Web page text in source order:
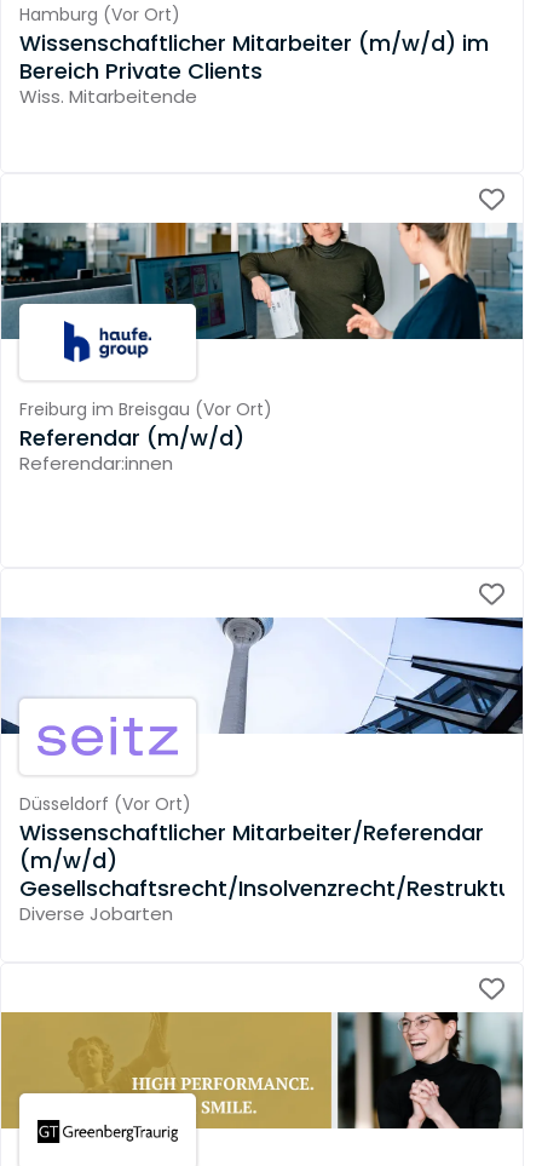
Hamburg (Vor Ort)
Wissenschaftlicher Mitarbeiter (m/w/d) im
Bereich Private Clients
Wiss. Mitarbeitende
Freiburg im Breisgau (Vor Ort)
Referendar (m/w/d)
Referendar:innen
Düsseldorf (Vor Ort)
Wissenschaftlicher Mitarbeiter/Referendar
(m/w/d)
Gesellschaftsrecht/Insolvenzrecht/
Diverse Jobarten